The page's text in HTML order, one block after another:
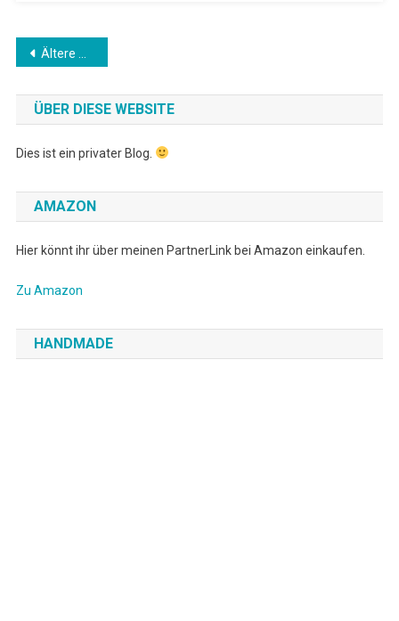
Beitragsnavigation
Ältere Beiträge
ÜBER DIESE WEBSITE
Dies ist ein privater Blog.
AMAZON
Hier könnt ihr über meinen PartnerLink bei Amazon einkaufen.
Zu Amazon
HANDMADE